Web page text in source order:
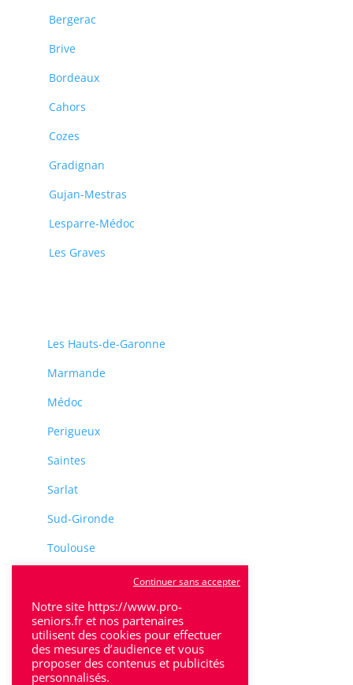
Bergerac
Brive
Bordeaux
Cahors
Cozes
Gradignan
Gujan-Mestras
Lesparre-Médoc
Les Graves
Les Hauts-de-Garonne
Marmande
Médoc
Perigueux
Saintes
Sarlat
Sud-Gironde
Toulouse
Villeneuve-Sur-Lot
Notre site https://www.pro-
seniors.fr et nos partenaires
utilisent des cookies pour effectuer
des mesures d’audience et vous
proposer des contenus et publicités
personnalisés.
Continuer sans accepter